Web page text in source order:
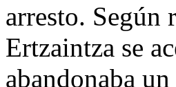
arresto. Según
Ertzaintza se
abandonaba